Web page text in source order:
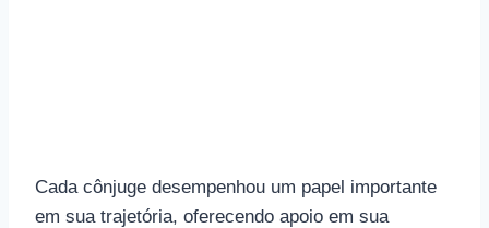
Cada cônjuge desempenhou um papel importante
em sua trajetória, oferecendo apoio em sua